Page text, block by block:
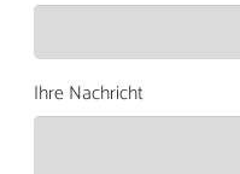
Ihre Nachricht